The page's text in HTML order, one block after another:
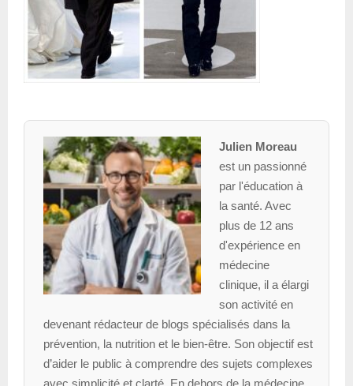
Julien Moreau
est un passionné
par l'éducation à
la santé. Avec
plus de 12 ans
d'expérience en
médecine
clinique, il a élargi
son activité en
devenant rédacteur de blogs spécialisés dans la
prévention, la nutrition et le bien-être. Son objectif est
d’aider le public à comprendre des sujets complexes
avec simplicité et clarté. En dehors de la médecine,